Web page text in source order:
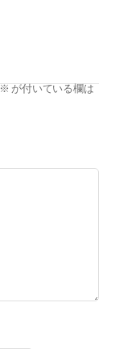
※ が付いている欄は